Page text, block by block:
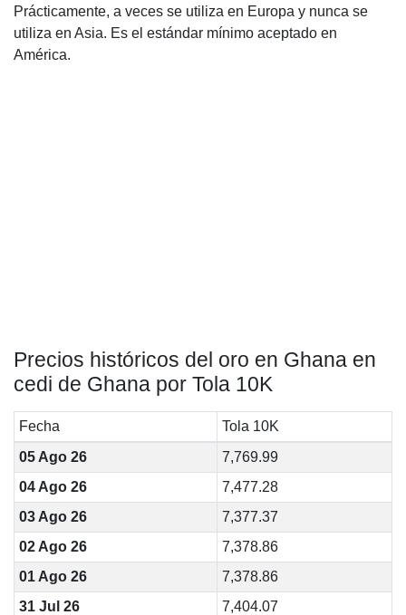
Prácticamente, a veces se utiliza en Europa y nunca se
utiliza en Asia. Es el estándar mínimo aceptado en
América.
Precios históricos del oro en Ghana en
cedi de Ghana por Tola 10K
Fecha
Tola 10K
05 Ago 26
7,769.99
04 Ago 26
7,477.28
03 Ago 26
7,377.37
02 Ago 26
7,378.86
01 Ago 26
7,378.86
31 Jul 26
7,404.07